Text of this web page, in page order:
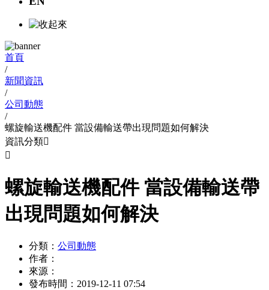
首頁
/
新聞資訊
/
公司動態
/
螺旋輸送機配件 當設備輸送帶出現問題如何解決
資訊分類

螺旋輸送機配件 當設備輸送帶
出現問題如何解決
分類： 公司動態
作者：
來源：
發布時間： 2019-12-11 07:54